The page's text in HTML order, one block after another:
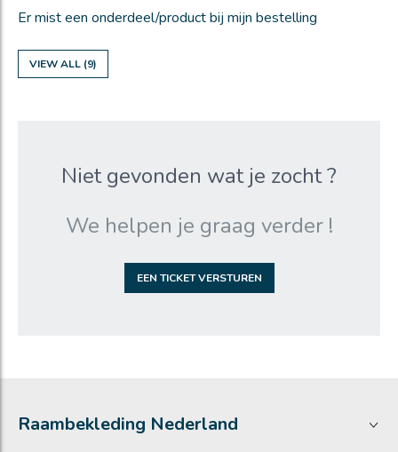
Er mist een onderdeel/product bij mijn bestelling
VIEW ALL (9)
Niet gevonden wat je zocht ?
We helpen je graag verder !
EEN TICKET VERSTUREN
Raambekleding Nederland